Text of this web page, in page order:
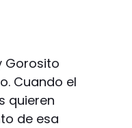
Gorosito
Cuando el
quieren
de esa